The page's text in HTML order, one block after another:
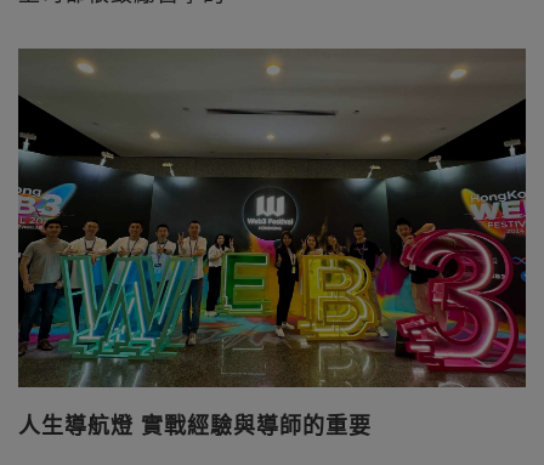
人生導航燈 實戰經驗與導師的重要